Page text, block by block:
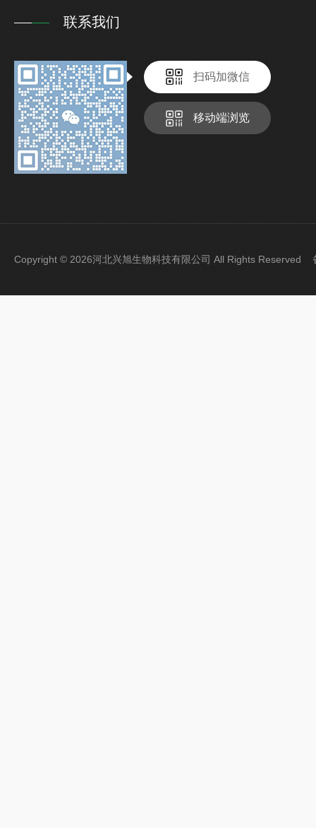
联系我们
扫码加微信
移动端浏览
Copyright © 2026河北兴旭生物科技有限公司 All Rights Reserved